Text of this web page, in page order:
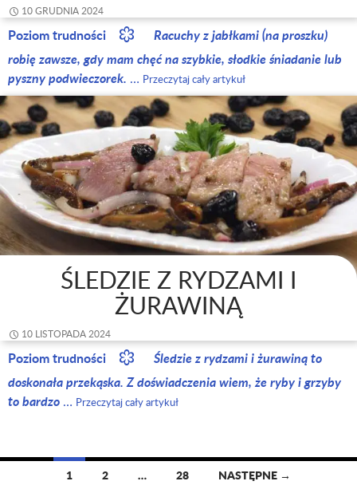
10 GRUDNIA 2024
Poziom trudności
Racuchy z jabłkami (na proszku)
robię zawsze, gdy mam chęć na szybkie, słodkie śniadanie lub
pyszny podwieczorek. … Przeczytaj cały artykuł
ŚLEDZIE Z RYDZAMI I
ŻURAWINĄ
10 LISTOPADA 2024
Poziom trudności
Śledzie z rydzami i żurawiną to
doskonała przekąska. Z doświadczenia wiem, że ryby i grzyby
to bardzo … Przeczytaj cały artykuł
1 2 … 28 NASTĘPNE →